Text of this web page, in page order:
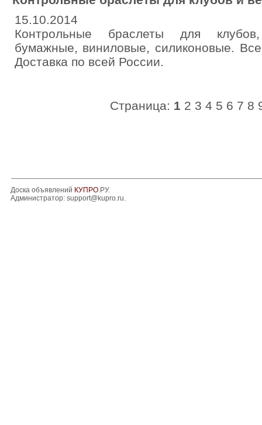
15.10.2014
Контрольные браслеты для
бумажные, виниловые, силиконовые.
Доставка по всей России.
Страница: 1 2 3 4 5 6 7 8
Доска объявлений КУПРО.РУ.
Администратор: support@kupro.ru.